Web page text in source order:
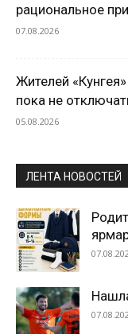
рациональное
07.08.2026
Жителей
пока не
05.08.2026
ЛЕНТА НОВОСТЕЙ